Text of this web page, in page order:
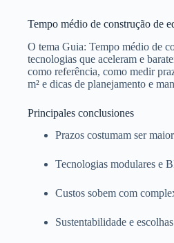
Tempo médio de construção de
O tema Guia: Tempo médio de
tecnologias que aceleram e
como referência, como medir
m² e dicas de planejamento e
Principales conclusiones
Prazos costumam ser
Tecnologias modulares e
Custos sobem com
Sustentabilidade e